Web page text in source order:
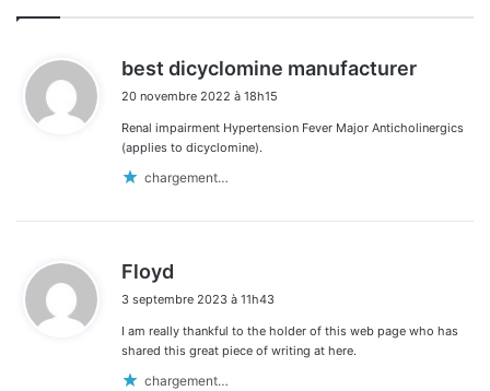
best dicyclomine manufacturer
20 novembre 2022 à 18h15
Renal impairment Hypertension Fever Major Anticholinergics
(applies to dicyclomine).
chargement…
Floyd
t
:
3 septembre 2023 à 11h43
I am really thankful to the holder of this web page who has
shared this great piece of writing at here.
chargement…